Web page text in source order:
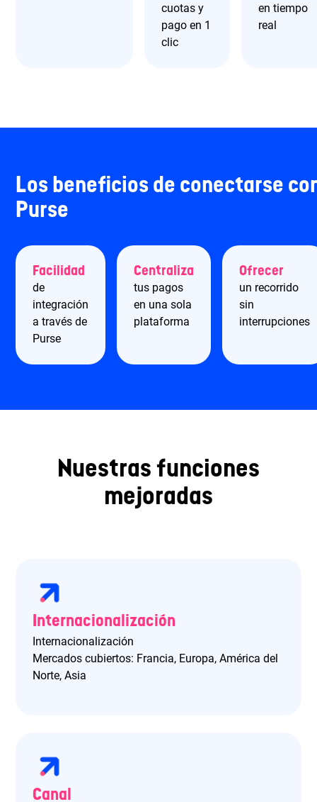
cuotas y
pago en 1
clic
en tiempo
real
Los beneficios de conectarse
Purse
Facilidad
de
integración
a través de
Purse
Centraliza
tus pagos
en una sola
plataforma
Ofrecer
un recorrido
sin
interrupciones
Nuestras funciones
mejoradas
Internacionalización
Internacionalización
Mercados cubiertos: Francia, Europa, América del
Norte, Asia
Canal